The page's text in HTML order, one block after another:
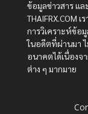
ข้อมูลข่าวสาร แล
THAIFRX.COM
การวิเคราะห์ข้อ
ในอดีตที่ผ่านมา
อนาคตได้เนื่อง
ต่าง ๆ มากมาย